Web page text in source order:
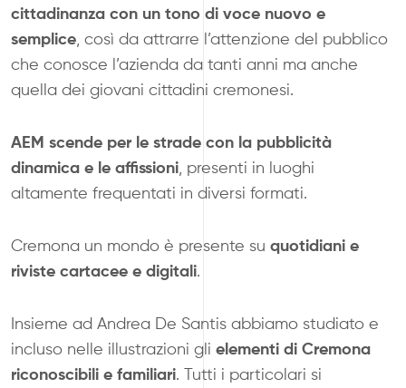
cittadinanza con un tono di voce nuovo e
semplice, così da attrarre l’attenzione del pubblico
che conosce l’azienda da tanti anni ma anche
quella dei giovani cittadini cremonesi.
AEM scende per le strade con la pubblicità
dinamica e le affissioni, presenti in luoghi
altamente frequentati in diversi formati.
Cremona un mondo è presente su quotidiani e
riviste cartacee e digitali.
Insieme ad Andrea De Santis abbiamo studiato e
incluso nelle illustrazioni gli elementi di Cremona
riconoscibili e familiari. Tutti i particolari si